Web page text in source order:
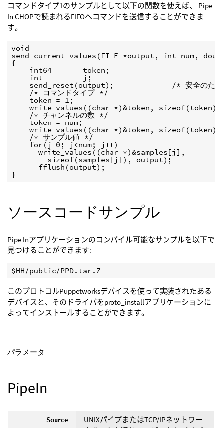
コマンドタイプ1のサンプルとして以下の関数を使えば、 Pipe
In CHOPで読まれるFIFOへコマンドを送信することができま
す。
void
send_current_values(FILE *output, int num,
{
    int64       token;
    int         j;
send_reset(output);             /* 安全のた
    /* コマンドタイプ */
    token = 1;
write_values((char *)&token,
    /* チャンネルの数 */
    token = num;
write_values((char *)&token,
    /* サンプル値 */
    for(j=0; j<num; j++)
      write_values((char *)&samples[j],
        sizeof(samples[j]), output);
      fflush(output);
}
ソースコードサンプル
Pipe Inアプリケーションのコンパイル可能なサンプルを以下で
見つけることができます:
$HH/public/PPD.tar.Z
このプロトコルPuppetworksデバイスを使って実装されたある
デバイスと、そのドライバをproto_installアプリケーションに
よってインストールすることができます。
パラメータ
PipeIn
Source
UNIXパイプまたはTCP/IPネットワー